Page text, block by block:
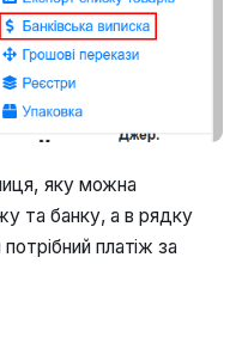
яку можна
та банку, а в рядку
платіж за